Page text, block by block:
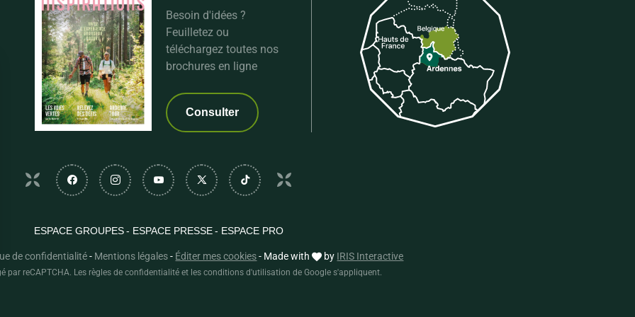
Besoin d'idées ?
Feuilletez ou
téléchargez toutes nos
brochures en ligne
Consulter
Suivez-nous sur Facebook
Suivez-nous sur Instagram
Suivez-nous sur Youtube
Suivez-nous sur Twitter
Suivez-nous sur Tiktok
ESPACE GROUPES ESPACE PRESSE ESPACE PRO
de confidentialité - Mentions légales - Éditer mes cookies - Made with by IRIS Interactive
par reCAPTCHA. Les règles de confidentialitéet les conditions d'utilisation de Google s'appliquent.
vos Options
paramètres de confidentialité, en garantissant la conformité avec les réglementations. Personnalisez vos